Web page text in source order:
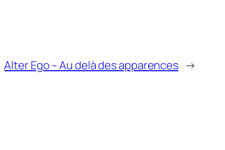
Alter Ego – Au delà des apparences →